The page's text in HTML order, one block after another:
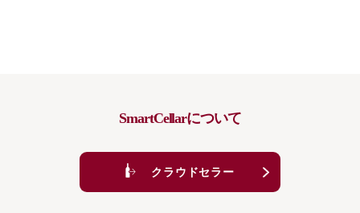
SmartCellarについて
クラウドセラー